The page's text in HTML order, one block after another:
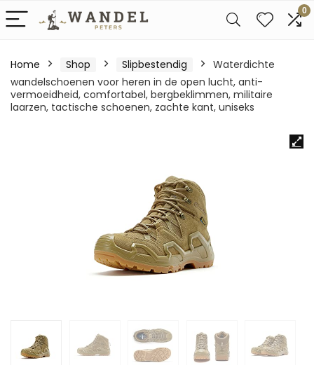
0
Home Shop Slipbestendig
Waterdichte
wandelschoenen voor heren in de open lucht, anti-
vermoeidheid, comfortabel, bergbeklimmen, militaire
laarzen, tactische schoenen, zachte kant, uniseks